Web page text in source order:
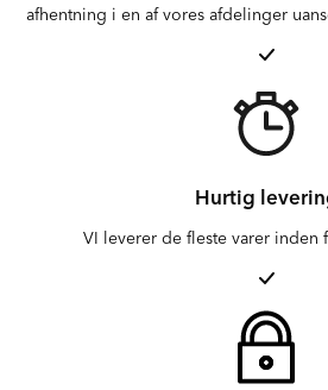
afhentning i en af vores afdelinger
Hurtig
VI leverer de fleste varer inden